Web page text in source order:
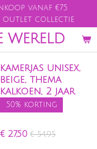
WERELD
vanaf €75
outlet collectie
kamerjas unisex,
beige, thema
kalkoen, 2 jaar
50% korting
€ 27,50 € 54,95